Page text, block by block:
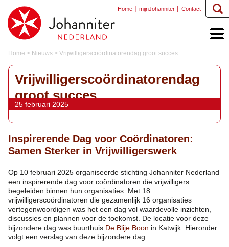
Home mijnJohanniter Contact
Home > Nieuws > Vrijwilligerscoördinatorendag groot succes
Vrijwilligerscoördinatorendag
groot succes
25 februari 2025
Inspirerende Dag voor Coördinatoren:
Samen Sterker in Vrijwilligerswerk
Op 10 februari 2025 organiseerde stichting Johanniter Nederland
een inspirerende dag voor coördinatoren die vrijwilligers
begeleiden binnen hun organisaties. Met 18
vrijwilligerscoördinatoren die gezamenlijk 16 organisaties
vertegenwoordigen was het een dag vol waardevolle inzichten,
discussies en plannen voor de toekomst. De locatie voor deze
bijzondere dag was buurthuis De Blije Boon in Katwijk. Hieronder
volgt een verslag van deze bijzondere dag.